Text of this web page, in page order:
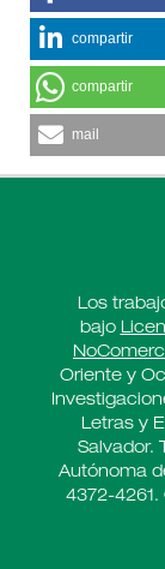
compartir
compartir
mail
Los
bajo
Oriente y
Letras y
Salvador.
Autónoma
4372-